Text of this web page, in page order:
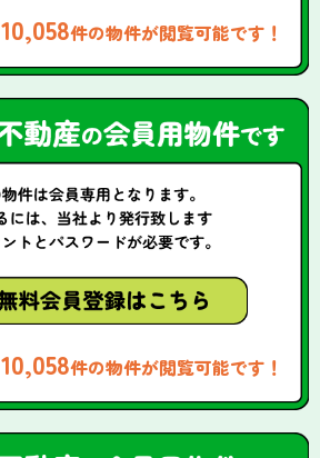
10,058件の物件が閲覧可能です！
10,058件の物件が閲覧可能です！